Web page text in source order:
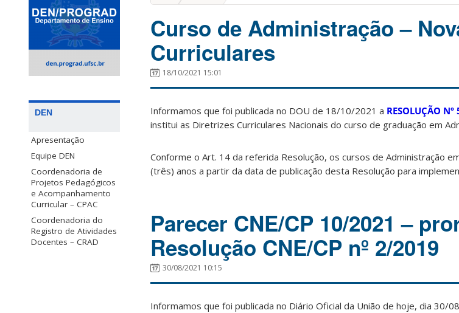
DEN
Apresentação
Equipe DEN
Coordenadoria de
Projetos Pedagógicos
e Acompanhamento
Curricular – CPAC
Coordenadoria do
Registro de Atividades
Docentes – CRAD
Curso de Administração –
Curriculares
18/10/2021 15:01
Informamos que foi publicada no DOU de 18/10/2021 a RESOLUÇÃO
institui as Diretrizes Curriculares Nacionais do curso de graduação em
Conforme o Art. 14 da referida Resolução, os cursos de Administração
(três) anos a partir da data de publicação desta Resolução para
Parecer CNE/CP 10/2021 –
Resolução CNE/CP nº 2/2019
30/08/2021 10:15
Informamos que foi publicada no Diário Oficial da União de hoje, dia 30/